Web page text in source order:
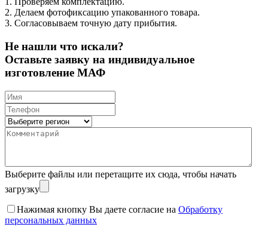
2. Делаем фотофиксацию упакованного товара.
3. Согласовываем точную дату прибытия.
Не нашли что искали?
Оставьте заявку на индивидуальное
изготовление МАФ
Выберите файлы или перетащите их сюда, чтобы начать
загрузку
Нажимая кнопку Вы даете согласие на Обработку
персональных данных